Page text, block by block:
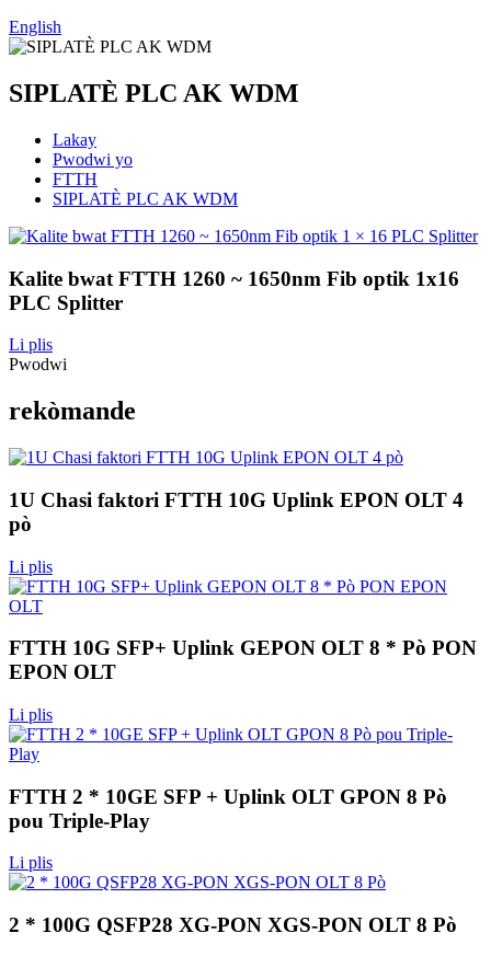
English
SIPLATÈ PLC AK WDM
Lakay
Pwodwi yo
FTTH
SIPLATÈ PLC AK WDM
Kalite bwat FTTH 1260 ~ 1650nm Fib optik 1x16
PLC Splitter
Li plis
Pwodwi
rekòmande
1U Chasi faktori FTTH 10G Uplink EPON OLT 4
pò
Li plis
FTTH 10G SFP+ Uplink GEPON OLT 8 * Pò PON
EPON OLT
Li plis
FTTH 2 * 10GE SFP + Uplink OLT GPON 8 Pò
pou Triple-Play
Li plis
2 * 100G QSFP28 XG-PON XGS-PON OLT 8 Pò